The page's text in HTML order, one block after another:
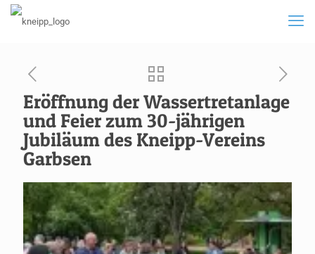
Eröffnung der Wassertretanlage
und Feier zum 30-jährigen
Jubiläum des Kneipp-Vereins
Garbsen